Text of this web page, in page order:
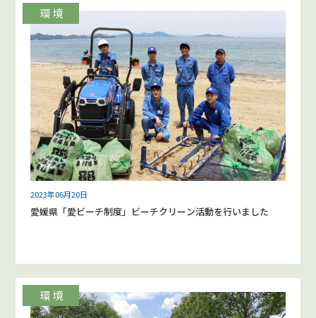
2023年06月20日
愛媛県「愛ビーチ制度」ビーチクリーン活動を行いました